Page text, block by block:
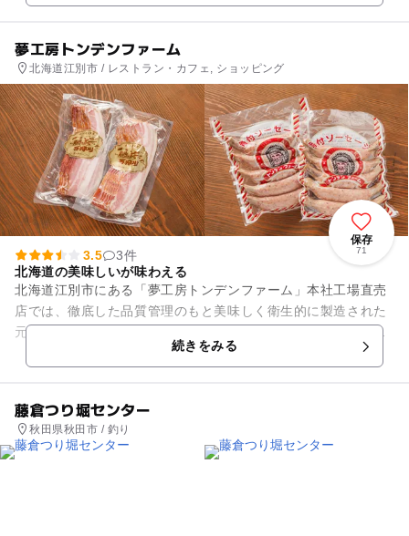
夢工房トンデンファーム
北海道江別市 / レストラン・カフェ, ショッピング
保存
71
3.5
3件
北海道の美味しいが味わえる
北海道江別市にある「夢工房トンデンファーム」本社工場直売
店では、徹底した品質管理のもと美味しく衛生的に製造された
元祖骨付きソーセージ、石狩川ベーコン、ビーフハンバーグな
ど、北海道の美味しいを購入...続きをみる
藤倉つり堀センター
秋田県秋田市 / 釣り